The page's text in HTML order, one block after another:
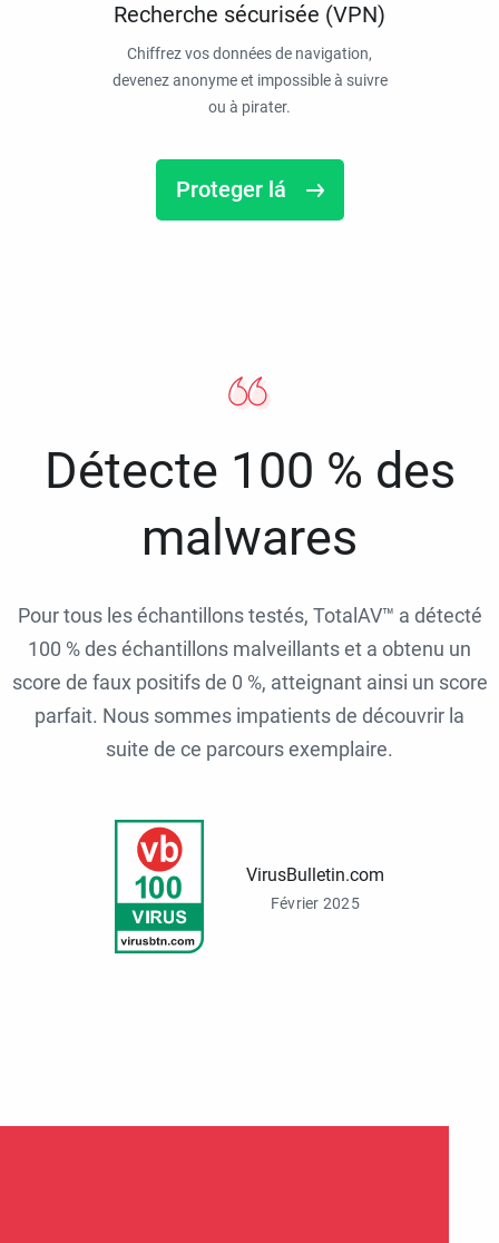
Recherche sécurisée (VPN)
Chiffrez vos données de navigation,
devenez anonyme et impossible à suivre
ou à pirater.
Proteger lá
Détecte 100 % des
malwares
Pour tous les échantillons testés, TotalAV™ a détecté
100 % des échantillons malveillants et a obtenu un
score de faux positifs de 0 %, atteignant ainsi un score
parfait. Nous sommes impatients de découvrir la
suite de ce parcours exemplaire.
VirusBulletin.com
Février 2025